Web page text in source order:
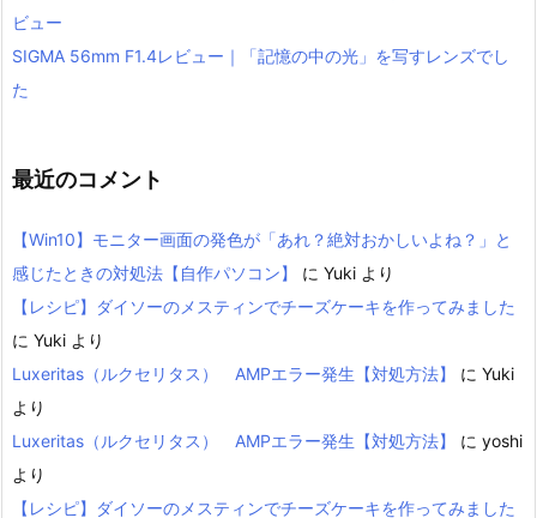
ビュー
SIGMA 56mm F1.4レビュー｜「記憶の中の光」を写すレンズでし
た
最近のコメント
【Win10】モニター画面の発色が「あれ？絶対おかしいよね？」と
感じたときの対処法【自作パソコン】
に Yuki より
【レシピ】ダイソーのメスティンでチーズケーキを作ってみました
に Yuki より
Luxeritas（ルクセリタス） AMPエラー発生【対処方法】
に Yuki
より
Luxeritas（ルクセリタス） AMPエラー発生【対処方法】
に yoshi
より
【レシピ】ダイソーのメスティンでチーズケーキを作ってみました